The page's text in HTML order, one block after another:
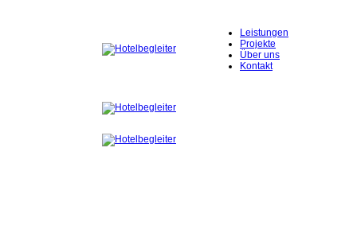
Leistungen
Projekte
Über uns
Kontakt